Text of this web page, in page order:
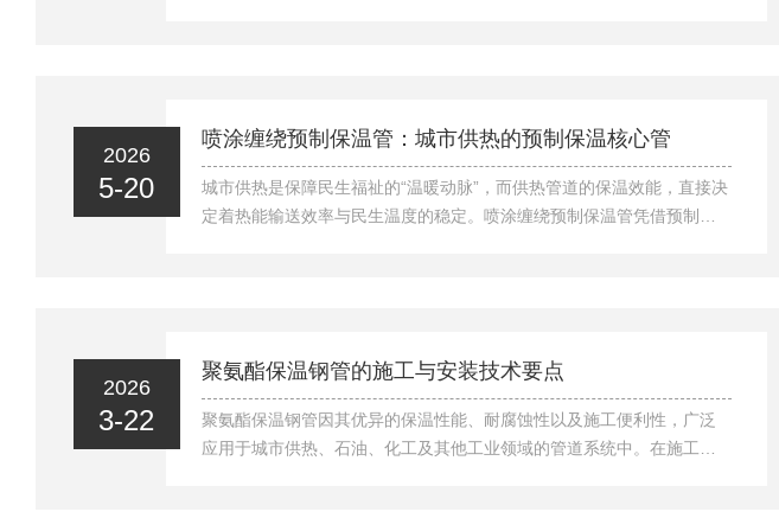
保温管采用双层钢制套管复合结构，整体架构分层清晰、防护性强，主
要由内工作钢管、保温填充层、外保护钢管三部分组...
2026
5-20
喷涂缠绕预制保温管：城市供热的预制保温核心管
城市供热是保障民生福祉的“温暖动脉”，而供热管道的保温效能，直接决
定着热能输送效率与民生温度的稳定。喷涂缠绕预制保温管凭借预制化
的全流程，从现场转移至标准化工厂，实现预制化生产。工厂内，以工
作钢管为基体，先通过精准控制的喷涂工艺，将...
2026
3-22
聚氨酯保温钢管的施工与安装技术要点
聚氨酯保温钢管因其优异的保温性能、耐腐蚀性以及施工便利性，广泛
应用于城市供热、石油、化工及其他工业领域的管道系统中。在施工与